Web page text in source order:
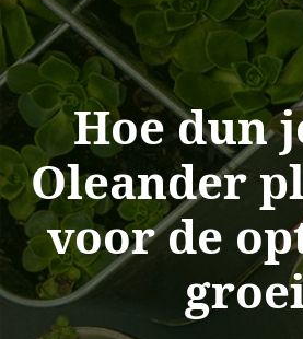
Hoe dun
Oleander
voor de